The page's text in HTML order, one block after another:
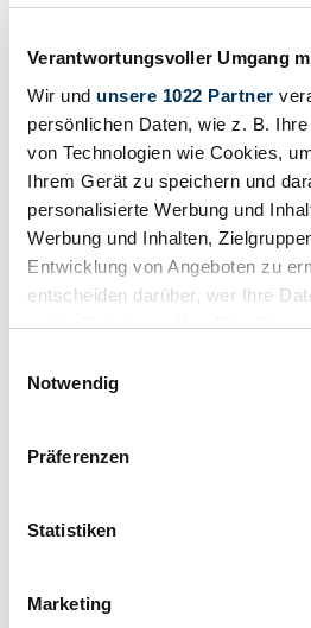
Verantwortungsvoller Umgang
Wir und unsere 1022 Partner
persönlichen Daten, wie z. B.
von Technologien wie Cookies,
Ihrem Gerät zu speichern und
personalisierte Werbung und
Werbung und Inhalten,
Entwicklung von Angeboten zu
entscheiden darüber, wer Ihre
nutzt. Sie können Ihre
Trigger Symbol ändern oder
Informationen über Ihre
können
bestimmten Merkmalen
Erfahren Sie mehr darüber, wie
Notwendig
Präferenzen
Statistiken
Marketing
Carrocería
No provisto